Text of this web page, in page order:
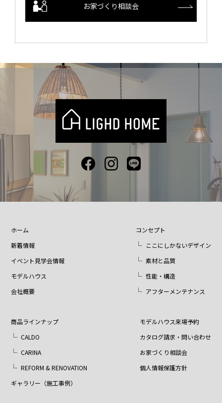
お家づくり相談会
ホーム
新着情報
イベント見学会情報
モデルハウス
会社概要
コンセプト
ここにしかないデザイン
素材と品質
性能・構造
アフターメンテナンス
商品ラインナップ
CALDO
CARINA
REFORM & RENOVATION
ギャラリー（施工事例）
モデルハウス来場予約
カタログ請求・問い合わせ
お家づくり相談会
個人情報保護方針